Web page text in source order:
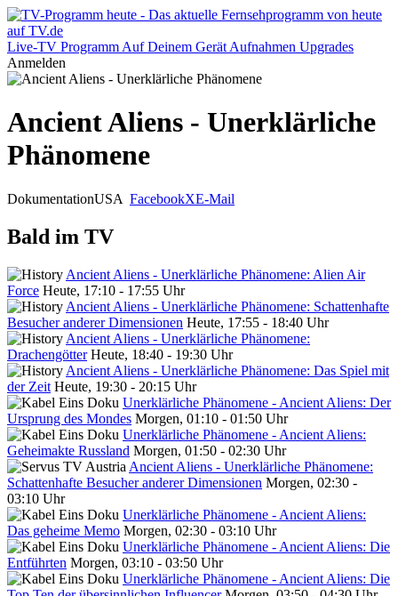
Live-TV Programm Auf Deinem Gerät Aufnahmen Upgrades
Anmelden
Ancient Aliens - Unerklärliche
Phänomene
DokumentationUSA FacebookXE-Mail
Bald im TV
Ancient Aliens - Unerklärliche Phänomene: Alien Air
Force Heute, 17:10 - 17:55 Uhr
Ancient Aliens - Unerklärliche Phänomene: Schattenhafte
Besucher anderer Dimensionen Heute, 17:55 - 18:40 Uhr
Ancient Aliens - Unerklärliche Phänomene:
Drachengötter Heute, 18:40 - 19:30 Uhr
Ancient Aliens - Unerklärliche Phänomene: Das Spiel mit
der Zeit Heute, 19:30 - 20:15 Uhr
Unerklärliche Phänomene - Ancient Aliens: Der
Ursprung des Mondes Morgen, 01:10 - 01:50 Uhr
Unerklärliche Phänomene - Ancient Aliens:
Geheimakte Russland Morgen, 01:50 - 02:30 Uhr
Ancient Aliens - Unerklärliche Phänomene:
Schattenhafte Besucher anderer Dimensionen Morgen, 02:30 -
03:10 Uhr
Unerklärliche Phänomene - Ancient Aliens:
Das geheime Memo Morgen, 02:30 - 03:10 Uhr
Unerklärliche Phänomene - Ancient Aliens: Die
Entführten Morgen, 03:10 - 03:50 Uhr
Unerklärliche Phänomene - Ancient Aliens: Die